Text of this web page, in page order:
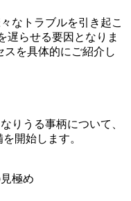
なトラブルを引き起こ
遅らせる要因となりま
を具体的にご紹介し
りうる事柄について、
開始します。
極め